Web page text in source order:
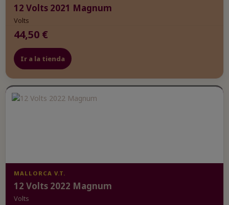
12 Volts 2021 Magnum
Volts
44,50 €
Ir a la tienda
MALLORCA V.T.
12 Volts 2022 Magnum
Volts